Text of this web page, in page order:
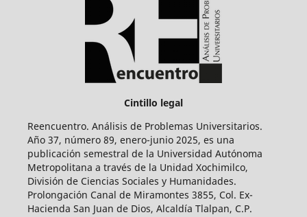
Cintillo legal
Reencuentro. Análisis de Problemas Universitarios.
Año 37, número 89, enero-junio 2025, es una
publicación semestral de la Universidad Autónoma
Metropolitana a través de la Unidad Xochimilco,
División de Ciencias Sociales y Humanidades.
Prolongación Canal de Miramontes 3855, Col. Ex-
Hacienda San Juan de Dios, Alcaldía Tlalpan, C.P.